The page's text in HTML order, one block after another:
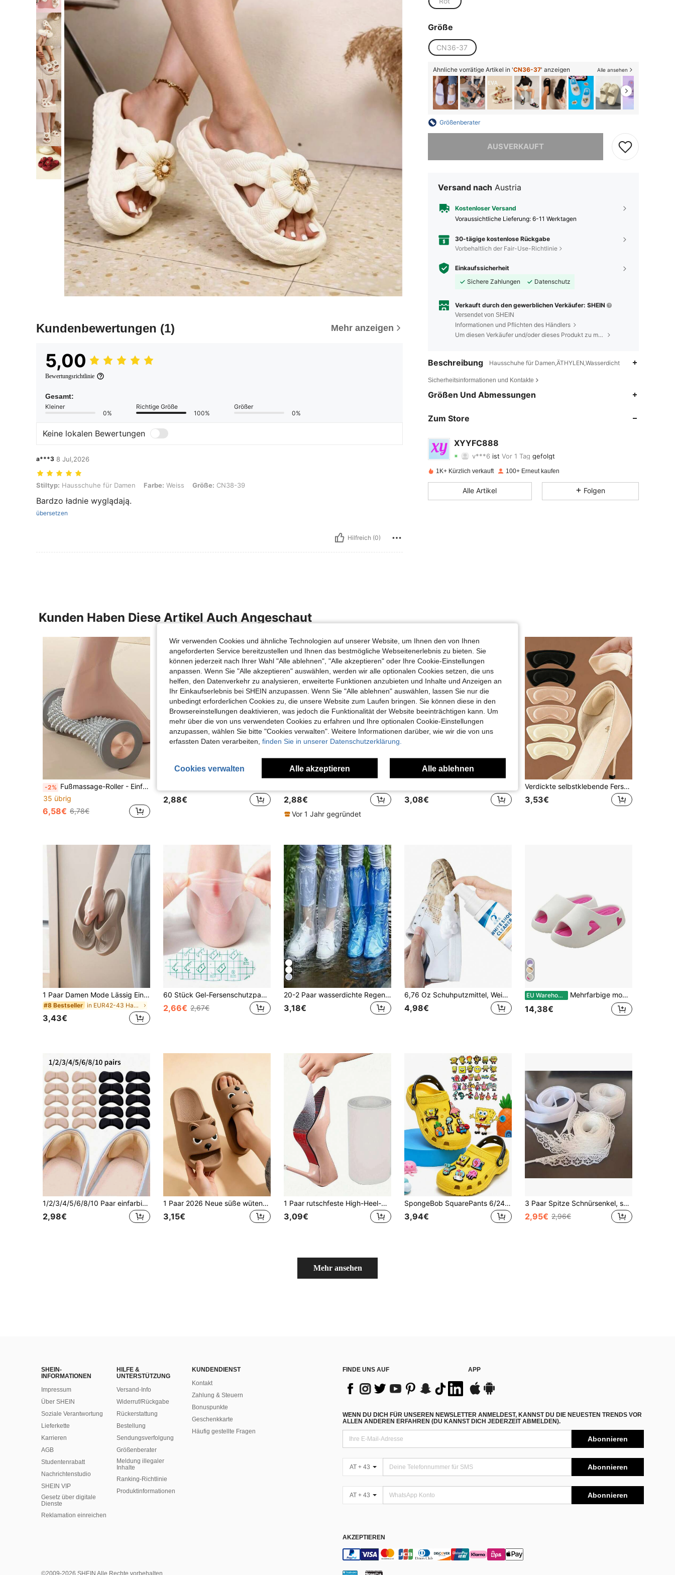
Kundenbewertungen (1) Mehr anzeigen
5,00
Bewertungsrichtlinie
Gesamt:
Kleiner
0%
Richtige Größe
100%
Größer
0%
Keine lokalen Bewertungen
a***3 8 Jul,2026
Stiltyp: Hausschuhe für Damen, Farbe: Weiss, Größe: CN38-39
Stiltyp: Hausschuhe für Damen Farbe: Weiss Größe: CN38-39
Bardzo ładnie wyglądają.
übersetzen
Hilfreich (0)
Größe
CN36-37
Ähnliche vorrätige Artikel in 'CN36-37' anzeigen Alle ansehen
Größenberater
AUSVERKAUFT
Sorry, dieses Produkt ist ausverkauft.
Versand nach Austria
Kostenloser Versand
Voraussichtliche Lieferung: 6-11 Werktagen
30-tägige kostenlose Rückgabe
Vorbehaltlich der Fair-Use-Richtlinie
Einkaufssicherheit
Sichere Zahlungen
Datenschutz
Verkauft durch den gewerblichen Verkäufer: SHEIN
Versendet von SHEIN
Informationen und Pflichten des Händlers
Um diesen Verkäufer und/oder dieses Produkt zu melden
Beschreibung Hausschuhe für Damen,ÄTHYLEN,Wasserdicht
Sicherheitsinformationen und Kontakte
Größen Und Abmessungen
Zum Store
XYYFC888
4,89
4,89 Bewertung 14 Artikel 81
4,89 14 81
4,89 14 81
1K+ Kürzlich verkauft 100+ Erneut kaufen
Alle Artikel Folgen
Kunden Haben Diese Artikel Auch Angeschaut
-2% Fußmassage-Roller - Einfach rollende Plantarfasziitis-Massagerolle, geeignet für Yoga und Gewölbestützung, Muskelentspannung, Heimtraining, tolles Geschenk für Freunde, Valentinstag, Muttertag, Vatertag, Einschulung, Weihnachten, Galentines, Welpen, Karneval, Partydekoration, Schuhe, Frühjahr-Sommer-Auswahl, Brautjungferngeschenke, Zimmer, Strand, Reisen, für Männer, für Frauen, Urlaub, niedliche Sachen, Muttertagsgeschenk, Garten, Sommer, Strand, Quetschspielzeug, Abschluss, Schuhständer, Aufbewahrungssparer, Abschlussfeier, Glückwunsch Absolvent, Abschlussparty
35 übrig
6,58€ 6,78€
2,88€ 2,88€
Vor 1 Jahr gegründet
3,08€
Verdickte selbstklebende Fersenkissen, rutschfeste stoßabsorbierende Schaumstoff-Einlegesohlen, kompatibel mit High Heels, langen Stiefeln, formellen Lederschuhen. Weiche und bequeme Textur, reduziert Fußermüdung bei langen Spaziergängen und Stehen, verhindert Rutschen und Blasen
3,53€
1 Paar Damen Mode Lässig Einfarbig EVA Gummi Flip Flops, geeignet für alle Jahreszeiten, perfekt für den täglichen Gebrauch und Strandurlaube, Frühling/Sommer Essential, erste Wahl für Strandreisen und Feiertage
#8 Bestseller in EUR42-43 Hausschuhe
3,43€
60 Stück Gel-Fersenschutzpads, transparente dünne unsichtbare Schuh-Reibungspads, Anti-Scheuer-High-Heel-Schuhaufkleber, selbstklebende Blasenpads, Fersenauskleidung-Schuhaufkleber, Schmerzlinderung Fußpflege, stoßabsorbierend rutschfest, geeignet für Outdoor, Sport, Reisen, optional 60/40/20/10/5 Stück
2,66€ 2,67€
20-2 Paar wasserdichte Regenschuhüberzüge, langanhaltend und robust, geeignet für regnerische Tage. Wasserdichte Regenschuhüberzüge, hervorragende Elastizität, können mit Regenmänteln und Regenschirmen verwendet werden. Unisex Einweg-wasserdichte Schuhüberzüge, langanhaltend und robust, rutschfest, geeignet für Gartenarbeit, Motorrad, Radfahren und andere regnerische Szenarien.
3,18€
6,76 Oz Schuhputzmittel, Weißer Sneaker Reiniger, Wasserloses Schaum Sneaker Reiniger, geeignet zum Reinigen von weißen Schuhen, Wildleder, Stiefeln, Segeltuch, PU, Stoff und anderen Sportschuhen
4,98€
EU Warehouse Mehrfarbige modische Damenhausschuhe, Sandalen. Plateau mit rutschfester Sohle für Innen- und Außenbereich, Cut Out niedliche Herzform, bequeme Hausschuhe, dicke Duschschuhe, für Sommer, Zuhause, Outdoor, Spaziergang im Park, Spaziergang am Strand, tägliches Einkaufen
14,38€
1/2/3/4/5/6/8/10 Paar einfarbige Fersenkissen, verschleißfeste dämpfende Fersenprotektoren, selbstklebende Schuh-Einlagen, Fersenkissen - Blasenverhütende Schaumstoff-Fersenkissen, verdickte 4D bequeme Schuh-Einlagen, Unisex Fersenschutz, unsichtbare Schmerzlinderungspolsterung, moderne nicht gewebte verschleißfeste rutschfeste Fersenkissen, geeignet für den Alltag
2,98€
1 Paar 2026 Neue süße wütende Hund EVA Flip Flops: Dick & Weich, Hohe Elastizität, Bequem rutschfest, langanhaltend
3,15€
1 Paar rutschfeste High-Heel-Pads, selbstklebende rutschfeste Schuhsohlenschutzpads, Unisex rutschfeste Schuhsohlenschutzpads, geräuschreduzierende, zuschneidbare Schuhsohlenschutzpads, verschleißfeste selbstklebende rutschfeste Pads, verlängern die Lebensdauer von rutschfesten Pads, Schuhregal
3,09€
SpongeBob SquarePants 6/24/32 Stücke niedliche Schuhaccessoires für Familie und Freunde DIY Clogs Sandalen Accessoires abnehmbar Kawaii Bingo Hund niedlich Coco Rusty Muffin Schuhaccessoires Partygeschenke Give-Away Partygeschenke dekorative Accessoires
3,94€
3 Paar Spitze Schnürsenkel, süße Spitze Schnürsenkel mit leichtem Hohldesign, zeigen einen lebendigen mädchenhaften Stil. Geeignet für Sportschuhe und Freizeitschuhe, können als Ersatz-Schnürsenkel für Sportschuhe verwendet werden.
2,95€ 2,96€
Mehr ansehen
SHEIN-
INFORMATIONEN
Impressum
Über SHEIN
Soziale Verantwortung
Lieferkette
Karrieren
AGB
Studentenrabatt
Nachrichtenstudio
SHEIN VIP
Gesetz über digitale
Dienste
Reklamation einreichen
HILFE &
UNTERSTÜTZUNG
Versand-Info
Widerruf/Rückgabe
Rückerstattung
Bestellung
Sendungsverfolgung
Größenberater
Meldung illegaler
Inhalte
Ranking-Richtlinie
​Produktinformationen
KUNDENDIENST
Kontakt
Zahlung & Steuern
Bonuspunkte
Geschenkkarte
Häufig gestellte Fragen
FINDE UNS AUF APP
WENN DU DICH FÜR UNSEREN NEWSLETTER ANMELDEST, KANNST DU DIE NEUESTEN TRENDS VOR
ALLEN ANDEREN ERFAHREN (DU KANNST DICH JEDERZEIT ABMELDEN).
Abonnieren
AT + 43 Abonnieren
AT + 43 Abonnieren
AKZEPTIEREN
©2009-2026 SHEIN Alle Rechte vorbehalten
Wir verwenden Cookies und ähnliche Technologien auf unserer Website, um Ihnen den von Ihnen
angeforderten Service bereitzustellen und Ihnen das bestmögliche Webseitenerlebnis zu bieten. Sie
können jederzeit nach Ihrer Wahl "Alle ablehnen", "Alle akzeptieren" oder Ihre Cookie-Einstellungen
anpassen. Wenn Sie "Alle akzeptieren" auswählen, werden wir alle optionalen Cookies setzen, die uns
helfen, den Datenverkehr zu analysieren, erweiterte Funktionen anzubieten und Inhalte und Anzeigen an
Ihr Einkaufserlebnis bei SHEIN anzupassen. Wenn Sie "Alle ablehnen" auswählen, lassen Sie nur die
unbedingt erforderlichen Cookies zu, die unsere Website zum Laufen bringen. Sie können diese in den
Browsereinstellungen deaktivieren, was jedoch die Funktionalität der Website beeinträchtigen kann. Um
mehr über die von uns verwendeten Cookies zu erfahren und Ihre optionalen Cookie-Einstellungen
anzupassen, wählen Sie bitte "Cookies verwalten". Weitere Informationen darüber, wie wir die von uns
erfassten Daten verarbeiten, finden Sie in unserer Datenschutzerklärung.
Cookies verwalten Alle akzeptieren Alle ablehnen